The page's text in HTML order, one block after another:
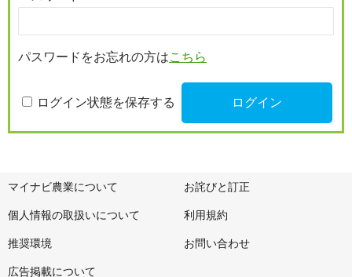
パスワードをお忘れの方はこちら
ログイン状態を保存する
マイナビ農業について お詫びと訂正
個人情報の取扱いについて 利用規約
推奨環境 お問い合わせ
広告掲載について